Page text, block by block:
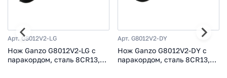
Арт. G8012V2-LG
Нож Ganzo G8012V2-LG c
паракордом, сталь 8CR13,
Арт. G8012V2-DY
Нож Ganzo G8012V2-DY c
паракордом, сталь 8CR13,